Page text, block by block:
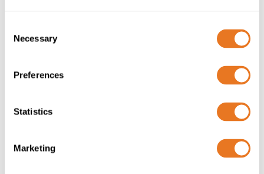
Selection
Necessary
Preferences
Statistics
Marketing
Warum die Spezifikation von Solarkabeln wichtig ist
Die Verkabelung hat direkten Einfluss auf die